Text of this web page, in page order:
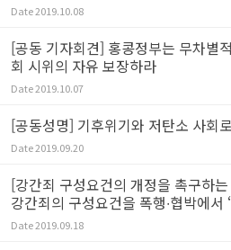
Date2019.10.08
[공동 기자회견] 홍콩정부는 무차별
회 시위의 자유 보장하라
Date2019.10.07
[공동성명] 기후위기와 저탄소 사회
Date2019.09.20
[강간죄 구성요건의 개정을 촉구하
강간죄의 구성요건을 폭행∙협박에서
Date2019.09.18